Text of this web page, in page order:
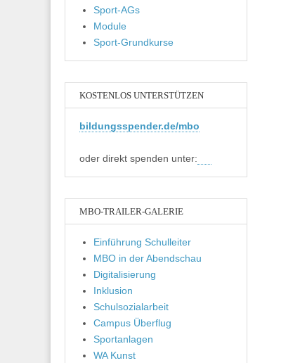
Sport-AGs
Module
Sport-Grundkurse
KOSTENLOS UNTERSTÜTZEN
bildungsspender.de/mbo
oder direkt spenden unter:
MBO-TRAILER-GALERIE
Einführung Schulleiter
MBO in der Abendschau
Digitalisierung
Inklusion
Schulsozialarbeit
Campus Überflug
Sportanlagen
WA Kunst